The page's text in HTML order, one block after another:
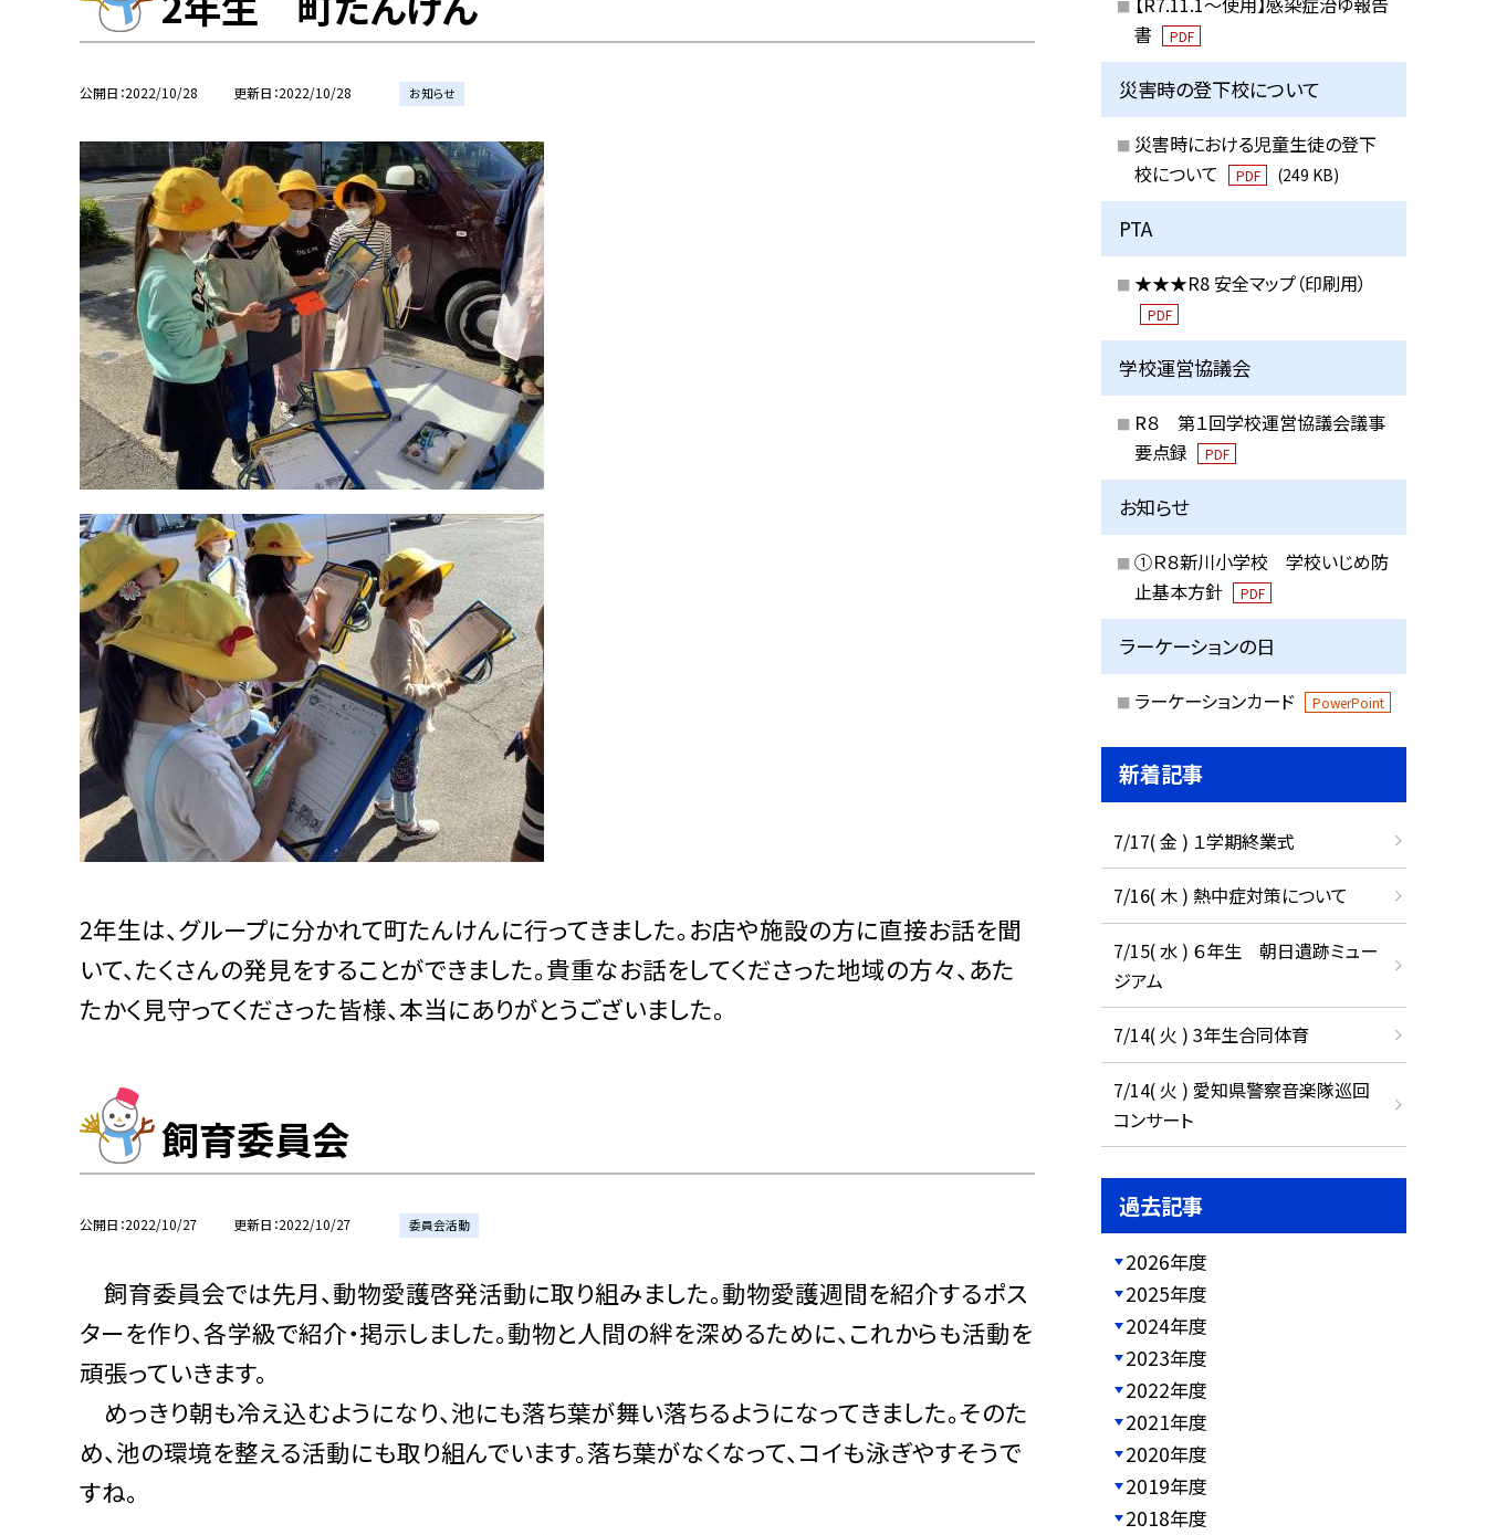
公開日 2022/10/28 更新日 2022/10/28 お知らせ
2年生は、グループに分かれて町たんけんに行ってきました。お店や施設の方に直接お話を聞
いて、たくさんの発見をすることができました。貴重なお話をしてくださった地域の方々、あた
たかく見守ってくださった皆様、本当にありがとうございました。
飼育委員会
公開日 2022/10/27 更新日 2022/10/27 委員会活動
飼育委員会では先月、動物愛護啓発活動に取り組みました。動物愛護週間を紹介するポス
ターを作り、各学級で紹介・掲示しました。動物と人間の絆を深めるために、これからも活動を
頑張っていきます。
めっきり朝も冷え込むようになり、池にも落ち葉が舞い落ちるようになってきました。そのた
め、池の環境を整える活動にも取り組んでいます。落ち葉がなくなって、コイも泳ぎやすそうで
すね。
書
PDF
災害時の登下校について
災害時における児童生徒の登下
校について
PDF (249 KB)
PTA
★★★R8 安全マップ（印刷用）
PDF
学校運営協議会
R８ 第１回学校運営協議会議事
要点録
PDF
お知らせ
①Ｒ８新川小学校 学校いじめ防
止基本方針
PDF
ラーケーションの日
ラーケーションカード PowerPoint
新着記事
7/17( 金 ) １学期終業式
7/16( 木 ) 熱中症対策について
7/15( 水 ) ６年生 朝日遺跡ミュー
ジアム
7/14( 火 ) 3年生合同体育
7/14( 火 ) 愛知県警察音楽隊巡回
コンサート
過去記事
2026年度
2025年度
2024年度
2023年度
2022年度
2021年度
2020年度
2019年度
2018年度